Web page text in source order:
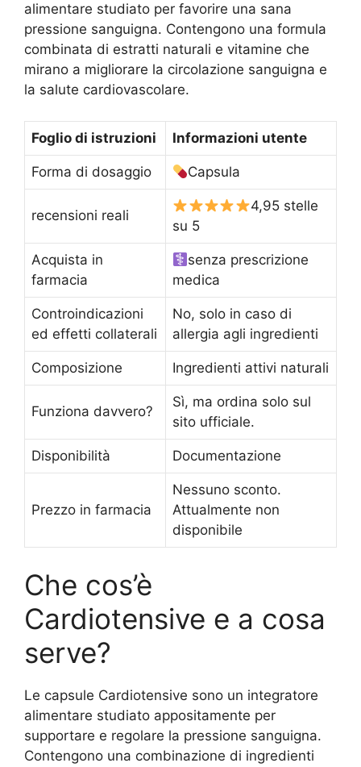
alimentare studiato per favorire una sana
pressione sanguigna. Contengono una formula
combinata di estratti naturali e vitamine che
mirano a migliorare la circolazione sanguigna e
la salute cardiovascolare.
Foglio di istruzioni Informazioni utente
Forma di dosaggio Capsula
recensioni reali
4,95 stelle
su 5
Acquista in
farmacia
senza prescrizione
medica
Controindicazioni
ed effetti collaterali
No, solo in caso di
allergia agli ingredienti
Composizione Ingredienti attivi naturali
Funziona davvero?
Sì, ma ordina solo sul
sito ufficiale.
Disponibilità Documentazione
Prezzo in farmacia
Nessuno sconto.
Attualmente non
disponibile
Che cos’è
Cardiotensive e a cosa
serve?
Le capsule Cardiotensive sono un integratore
alimentare studiato appositamente per
supportare e regolare la pressione sanguigna.
Contengono una combinazione di ingredienti